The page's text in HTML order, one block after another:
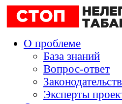
О проблеме
База знаний
Вопрос-ответ
Эксперты